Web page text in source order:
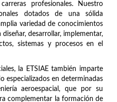
profesionales. Nuestro
dotados de una sólida
variedad de conocimientos
desarrollar, implementar,
sistemas y procesos en el
la ETSIAE también imparte
especializados en determinadas
aeroespacial, que por su
complementar la formación de